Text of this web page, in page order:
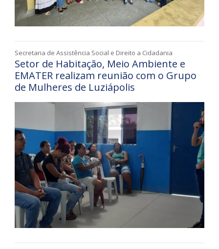
Secretaria de Assistência Social e Direito a Cidadania
Setor de Habitação, Meio Ambiente e
EMATER realizam reunião com o Grupo
de Mulheres de Luziápolis